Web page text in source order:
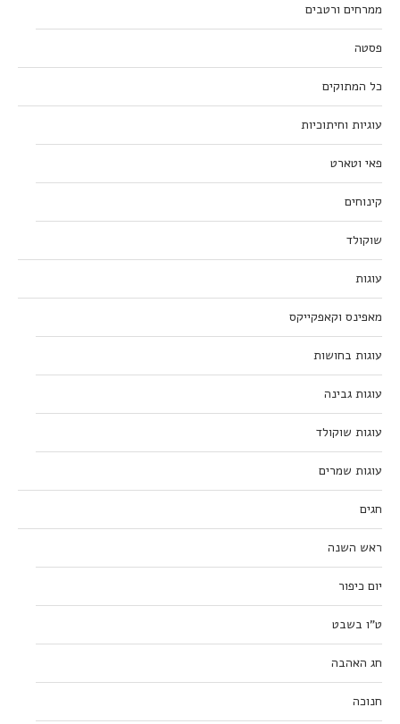
ממרחים ורטבים
פסטה
כל המתוקים
עוגיות וחיתוכיות
פאי וטארט
קינוחים
שוקולד
עוגות
מאפינס וקאפקייקס
עוגות בחושות
עוגות גבינה
עוגות שוקולד
עוגות שמרים
חגים
ראש השנה
יום כיפור
ט”ו בשבט
חג האהבה
חנוכה